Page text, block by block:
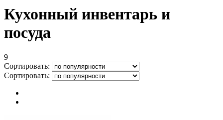
Кухонный инвентарь и
посуда
9
Сортировать:
Сортировать: